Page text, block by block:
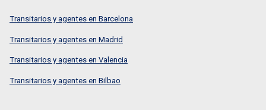
Transitarios y agentes en Barcelona
Transitarios y agentes en Madrid
Transitarios y agentes en Valencia
Transitarios y agentes en Bilbao